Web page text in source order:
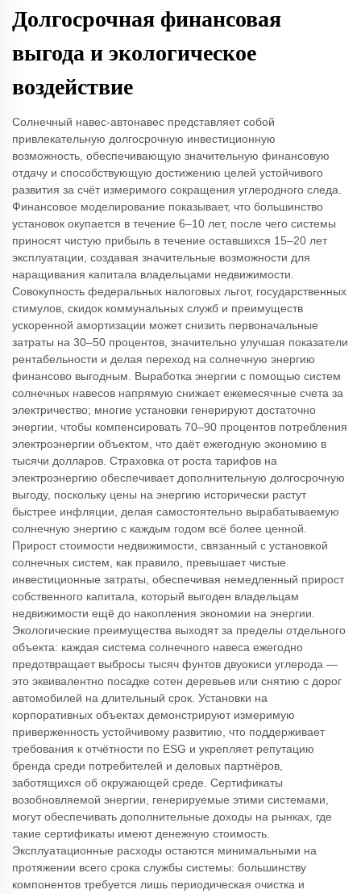
Долгосрочная финансовая
выгода и экологическое
воздействие
Солнечный навес-автонавес представляет собой
привлекательную долгосрочную инвестиционную
возможность, обеспечивающую значительную финансовую
отдачу и способствующую достижению целей устойчивого
развития за счёт измеримого сокращения углеродного следа.
Финансовое моделирование показывает, что большинство
установок окупается в течение 6–10 лет, после чего системы
приносят чистую прибыль в течение оставшихся 15–20 лет
эксплуатации, создавая значительные возможности для
наращивания капитала владельцами недвижимости.
Совокупность федеральных налоговых льгот, государственных
стимулов, скидок коммунальных служб и преимуществ
ускоренной амортизации может снизить первоначальные
затраты на 30–50 процентов, значительно улучшая показатели
рентабельности и делая переход на солнечную энергию
финансово выгодным. Выработка энергии с помощью систем
солнечных навесов напрямую снижает ежемесячные счета за
электричество; многие установки генерируют достаточно
энергии, чтобы компенсировать 70–90 процентов потребления
электроэнергии объектом, что даёт ежегодную экономию в
тысячи долларов. Страховка от роста тарифов на
электроэнергию обеспечивает дополнительную долгосрочную
выгоду, поскольку цены на энергию исторически растут
быстрее инфляции, делая самостоятельно вырабатываемую
солнечную энергию с каждым годом всё более ценной.
Прирост стоимости недвижимости, связанный с установкой
солнечных систем, как правило, превышает чистые
инвестиционные затраты, обеспечивая немедленный прирост
собственного капитала, который выгоден владельцам
недвижимости ещё до накопления экономии на энергии.
Экологические преимущества выходят за пределы отдельного
объекта: каждая система солнечного навеса ежегодно
предотвращает выбросы тысяч фунтов двуокиси углерода —
это эквивалентно посадке сотен деревьев или снятию с дорог
автомобилей на длительный срок. Установки на
корпоративных объектах демонстрируют измеримую
приверженность устойчивому развитию, что поддерживает
требования к отчётности по ESG и укрепляет репутацию
бренда среди потребителей и деловых партнёров,
заботящихся об окружающей среде. Сертификаты
возобновляемой энергии, генерируемые этими системами,
могут обеспечивать дополнительные доходы на рынках, где
такие сертификаты имеют денежную стоимость.
Эксплуатационные расходы остаются минимальными на
протяжении всего срока службы системы: большинству
компонентов требуется лишь периодическая очистка и